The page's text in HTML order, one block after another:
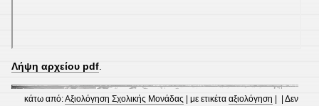
Λήψη αρχείου pdf
κάτω από:Αξιολόγηση Σχολικής Μονάδας | με ετικέτααξιολόγηση | |Δεν